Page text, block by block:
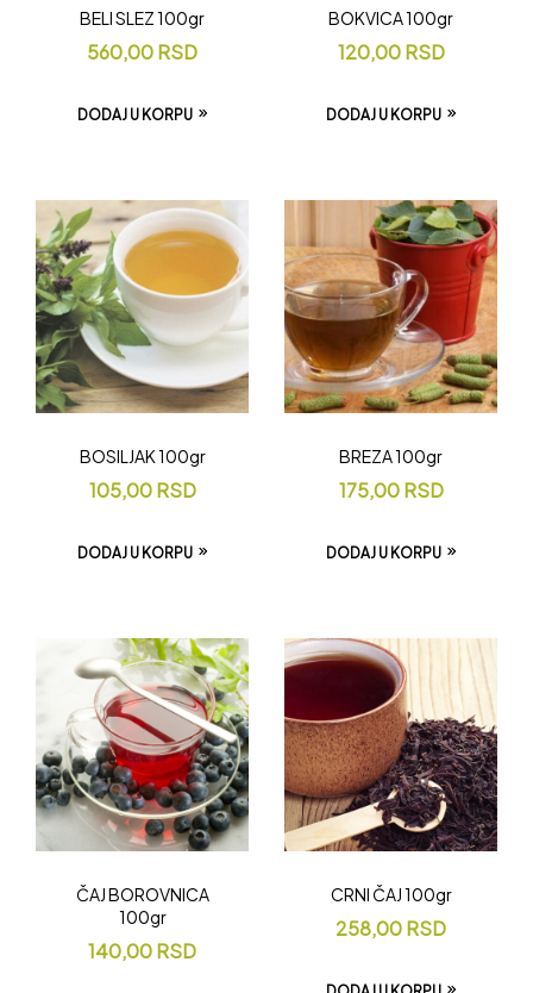
BELI SLEZ 100gr
560,00RSD
DODAJ U KORPU
BOKVICA 100gr
120,00RSD
DODAJ U KORPU
BOSILJAK 100gr
105,00RSD
DODAJ U KORPU
BREZA 100gr
175,00RSD
DODAJ U KORPU
ČAJ BOROVNICA
100gr
140,00RSD
CRNI ČAJ 100gr
258,00RSD